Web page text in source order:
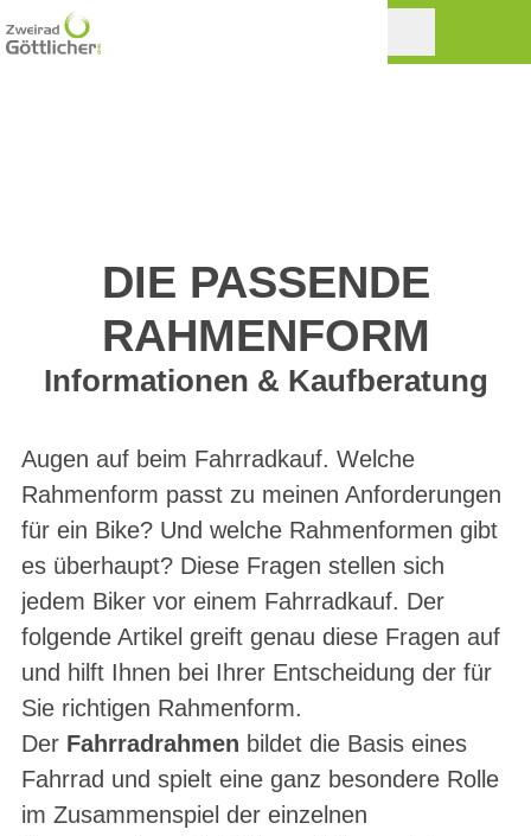
DIE PASSENDE
RAHMENFORM
Informationen & Kaufberatung
Augen auf beim Fahrradkauf. Welche
Rahmenform passt zu meinen Anforderungen
für ein Bike? Und welche Rahmenformen gibt
es überhaupt? Diese Fragen stellen sich
jedem Biker vor einem Fahrradkauf. Der
folgende Artikel greift genau diese Fragen auf
und hilft Ihnen bei Ihrer Entscheidung der für
Sie richtigen Rahmenform.
Der Fahrradrahmen bildet die Basis eines
Fahrrad und spielt eine ganz besondere Rolle
im Zusammenspiel der einzelnen